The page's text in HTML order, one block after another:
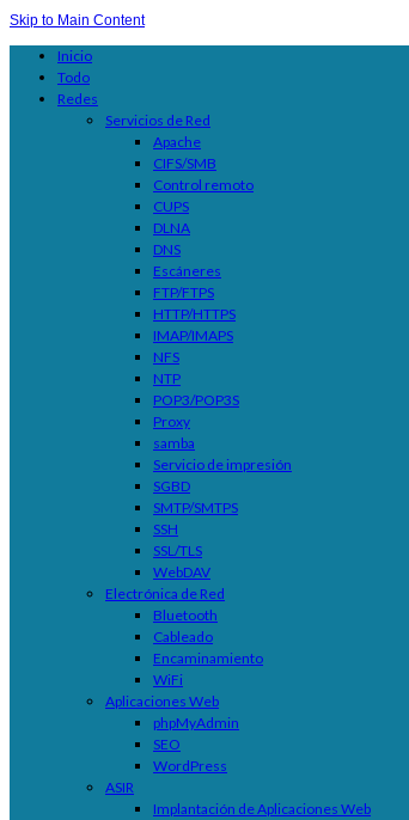
Skip to Main Content
Inicio
Todo
Redes
Servicios de Red
Apache
CIFS/SMB
Control remoto
CUPS
DLNA
DNS
Escáneres
FTP/FTPS
HTTP/HTTPS
IMAP/IMAPS
NFS
NTP
POP3/POP3S
Proxy
samba
Servicio de impresión
SGBD
SMTP/SMTPS
SSH
SSL/TLS
WebDAV
Electrónica de Red
Bluetooth
Cableado
Encaminamiento
WiFi
Aplicaciones Web
phpMyAdmin
SEO
WordPress
ASIR
Implantación de Aplicaciones Web